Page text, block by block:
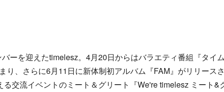
ーを迎えたtimelesz。4月20日からはバラエティ番組『タイ
り、さらに6月11日に新体制初アルバム『FAM』がリリース
る交流イベントのミート＆グリート『We're timelesz ミート&